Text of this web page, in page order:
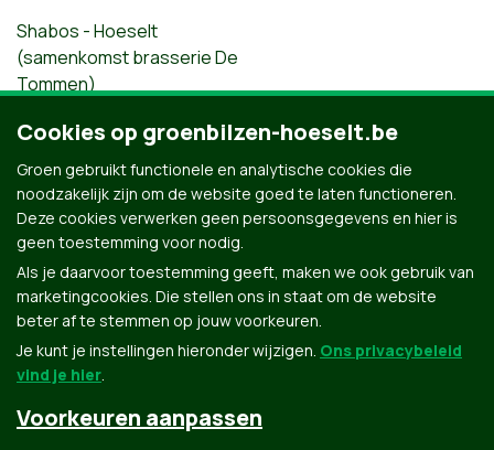
Shabos - Hoeselt
(samenkomst brasserie De
Tommen)
Groene Augustuswandeling: Schabos –
Hoeselt
Groen.be
Cookies op groenbilzen-hoeselt.be
Groen gebruikt functionele en analytische cookies die
noodzakelijk zijn om de website goed te laten functioneren.
Deze cookies verwerken geen persoonsgegevens en hier is
geen toestemming voor nodig.
Als je daarvoor toestemming geeft, maken we ook gebruik van
marketingcookies. Die stellen ons in staat om de website
beter af te stemmen op jouw voorkeuren.
Je kunt je instellingen hieronder wijzigen. Ons privacybeleid
vind je hier.
Voorkeuren aanpassen